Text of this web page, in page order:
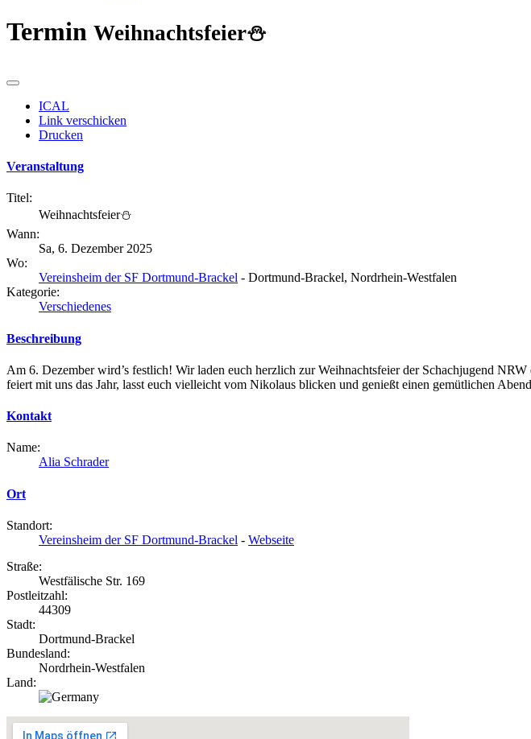
Termin Weihnachtsfeier⛄
ICAL
Link verschicken
Drucken
Veranstaltung
Titel:
Weihnachtsfeier⛄
Wann:
Sa, 6. Dezember 2025
Wo:
Vereinsheim der SF Dortmund-Brackel - Dortmund-Brackel, Nordrhein-Westfalen
Kategorie:
Verschiedenes
Beschreibung
Am 6. Dezember wird’s festlich! Wir laden euch herzlich zur Weihnachtsfeier der Schachjugend
feiert mit uns das Jahr, lasst euch vielleicht vom Nikolaus blicken und genießt einen gemütlichen
Kontakt
Name:
Alia Schrader
Ort
Standort:
Vereinsheim der SF Dortmund-Brackel - Webseite
Straße:
Westfälische Str. 169
Postleitzahl:
44309
Stadt:
Dortmund-Brackel
Bundesland:
Nordrhein-Westfalen
Land: